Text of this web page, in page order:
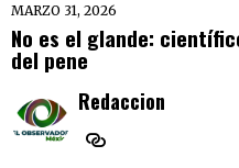
MARZO 31, 2026
No es el glande:
del pene
Redaccion